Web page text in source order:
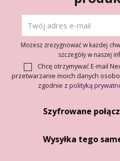
Możesz zrezygnować w każdej
szczegóły w naszej
Chcę otrzymywać E-mail
przetwarzanie moich danych
zgodnie z polityką
Szyfrowane
Wysyłka tego